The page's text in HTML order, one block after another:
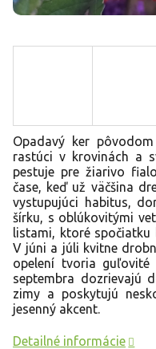
Opadavý ker
rastúci v krovinách a
pestuje pre žiarivo
čase, keď už väčšina
vystupujúci habitus,
šírku, s oblúkovitými
listami, ktoré spočiatku
V júni a júli kvitne
opelení tvoria
septembra dozrievajú
zimy a poskytujú
jesenný akcent.
Detailné informácie